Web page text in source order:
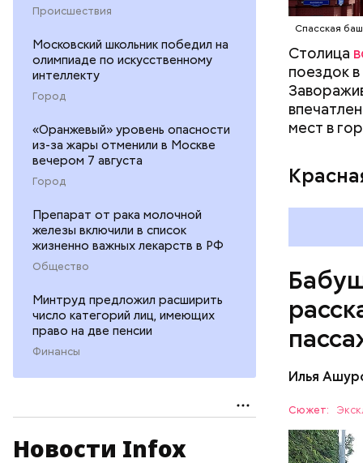
Происшествия
Московский школьник победил на
олимпиаде по искусственному
интеллекту
Город
«Оранжевый» уровень опасности
из-за жары отменили в Москве
вечером 7 августа
Город
Препарат от рака молочной
железы включили в список
жизненно важных лекарств в РФ
Общество
Минтруд предложил расширить
число категорий лиц, имеющих
право на две пенсии
Финансы
Новости Infox
Спасская
Столица
поездок
мест в
Илья
Сюжет:
—
— Вот
метро, а
толкать,